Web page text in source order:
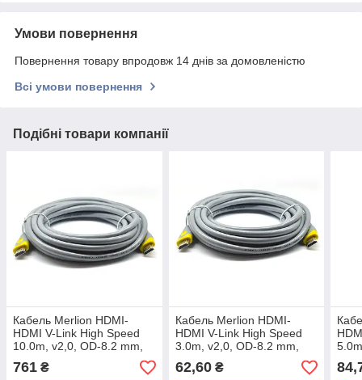
Умови повернення
Повернення товару впродовж 14 днів за домовленістю
Всі умови повернення
Подібні товари компанії
Кабель Merlion HDMI-
HDMI V-Link High Speed
10.0m, v2,0, OD-8.2 mm,
круглий Grey, конектор
Grey/Yellow,
761 ₴
Кабель Merlion HDMI-
HDMI V-Link High Speed
3.0m, v2,0, OD-8.2 mm,
круглий Grey, конектор
Grey/Yellow,
62,60₴